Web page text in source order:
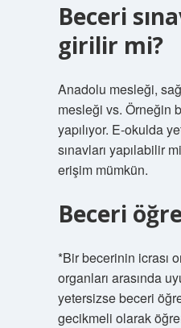
Beceri
girilir mi?
Anadolu mesleği,
mesleği vs. Örneğin
yapılıyor. E-okulda
sınavları yapılabilir
erişim mümkün.
Beceri
*Bir becerinin icrası
organları arasında
yetersizse beceri
gecikmeli olarak